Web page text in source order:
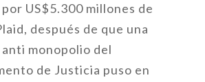
US$5.300 millones de
después de que una
anti monopolio del
de Justicia puso en